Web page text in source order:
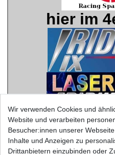
hier im
Top- Zündkerzen vom
Sowohl in der
Wir verwenden Cookies und
Website und verarbeiten
Besucher:innen unserer
Inhalte und Anzeigen zu
Drittanbietern einzubinden oder